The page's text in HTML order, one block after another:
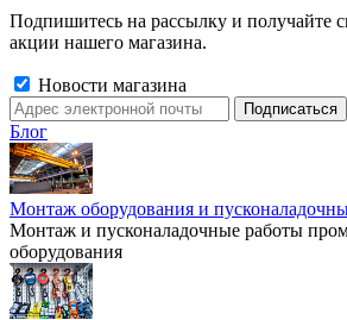
Подпишитесь на рассылку и получайте
акции нашего магазина.
Новости магазина
Блог
Монтаж оборудования и
Монтаж и пусконаладочные работы
оборудования